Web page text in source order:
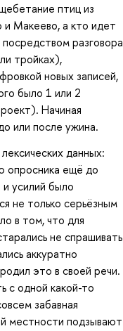
птиц из
Макеево, а кто идет
разговора
тройках),
новых записей,
было 1 или 2
Начиная
или после ужина.
данных:
опросника ещё до
и усилий было
не только серьёзным
в том, что для
не спрашивать
аккуратно
это в своей речи.
с одной какой-то
забавная
местности подзывают